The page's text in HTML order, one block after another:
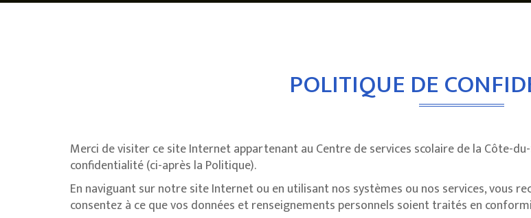
POLITIQUE DE
Merci de visiter ce site Internet appartenant au Centre de services scolaire de la Côte-
confidentialité (ci-après la Politique).
En naviguant sur notre site Internet ou en utilisant nos systèmes ou nos services, vous
consentez à ce que vos données et renseignements personnels soient traités en